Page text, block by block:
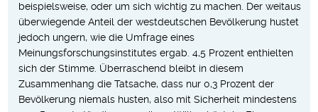
beispielsweise, oder um sich wichtig zu machen. Der weitaus
überwiegende Anteil der westdeutschen Bevölkerung hustet
jedoch ungern, wie die Umfrage eines
Meinungsforschungsinstitutes ergab. 4,5 Prozent enthielten
sich der Stimme. Überraschend bleibt in diesem
Zusammenhang die Tatsache, dass nur 0,3 Prozent der
Bevölkerung niemals husten, also mit Sicherheit mindestens